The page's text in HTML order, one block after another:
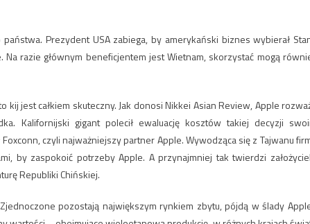
Prezydent USA zabiega, by amerykański biznes wybierał
razie głównym beneficjentem jest Wietnam, skorzystać mogą
jest całkiem skuteczny. Jak donosi Nikkei Asian Review, Apple
Kalifornijski gigant polecił ewaluację kosztów takiej decyzji
czyli najważniejszy partner Apple. Wywodząca się z Tajwanu
by zaspokoić potrzeby Apple. A przynajmniej tak twierdzi
Republiki Chińskiej.
pozostają największym rynkiem zbytu, pójdą w ślady